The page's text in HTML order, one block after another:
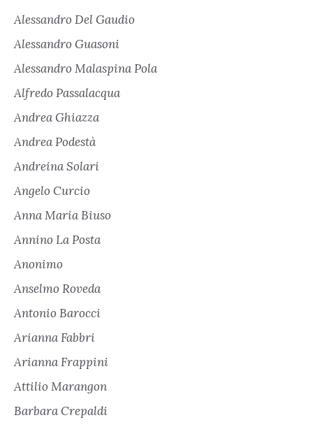
Alessandro Del Gaudio
Alessandro Guasoni
Alessandro Malaspina Pola
Alfredo Passalacqua
Andrea Ghiazza
Andrea Podestà
Andreina Solari
Angelo Curcio
Anna Maria Biuso
Annino La Posta
Anonimo
Anselmo Roveda
Antonio Barocci
Arianna Fabbri
Arianna Frappini
Attilio Marangon
Barbara Crepaldi